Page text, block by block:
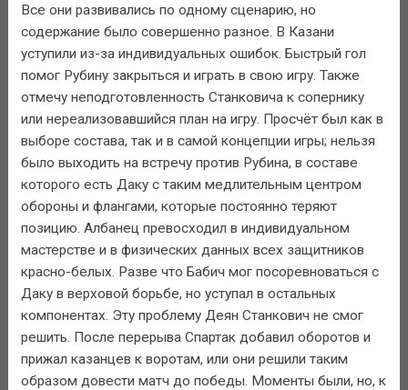
Все они развивались по одному сценарию, но
содержание было совершенно разное. В Казани
уступили из-за индивидуальных ошибок. Быстрый гол
помог Рубину закрыться и играть в свою игру. Также
отмечу неподготовленность Станковича к сопернику
или нереализовавшийся план на игру. Просчёт был как в
выборе состава, так и в самой концепции игры; нельзя
было выходить на встречу против Рубина, в составе
которого есть Даку с таким медлительным центром
обороны и флангами, которые постоянно теряют
позицию. Албанец превосходил в индивидуальном
мастерстве и в физических данных всех защитников
красно-белых. Разве что Бабич мог посоревноваться с
Даку в верховой борьбе, но уступал в остальных
компонентах. Эту проблему Деян Станкович не смог
решить. После перерыва Спартак добавил оборотов и
прижал казанцев к воротам, или они решили таким
образом довести матч до победы. Моменты были, но, к